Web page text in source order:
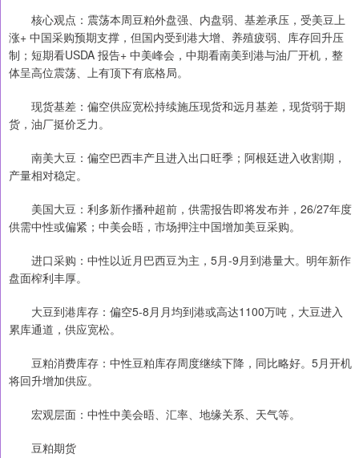
核心观点：震荡本周豆粕外盘强、内盘弱、基差承压，受美豆上
涨+ 中国采购预期支撑，但国内受到港大增、养殖疲弱、库存回升压
制；短期看USDA 报告+ 中美峰会，中期看南美到港与油厂开机，整
体呈高位震荡、上有顶下有底格局。
现货基差：偏空供应宽松持续施压现货和远月基差，现货弱于期
货，油厂挺价乏力。
南美大豆：偏空巴西丰产且进入出口旺季；阿根廷进入收割期，
产量相对稳定。
美国大豆：利多新作播种超前，供需报告即将发布并，26/27年度
供需中性或偏紧；中美会晤，市场押注中国增加美豆采购。
进口采购：中性以近月巴西豆为主，5月-9月到港量大。明年新作
盘面榨利丰厚。
大豆到港库存：偏空5-8月月均到港或高达1100万吨，大豆进入
累库通道，供应宽松。
豆粕消费库存：中性豆粕库存周度继续下降，同比略好。5月开机
将回升增加供应。
宏观层面：中性中美会晤、汇率、地缘关系、天气等。
豆粕期货